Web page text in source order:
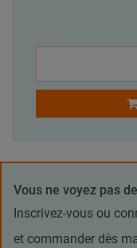
Vous ne voyez pas
Inscrivez-vous ou
et commander dès